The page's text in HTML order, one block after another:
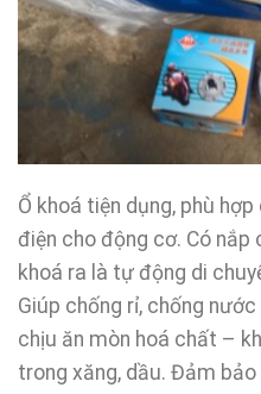
Ổ khoá tiện dụng, phù
điện cho động cơ. Có nắp
khoá ra là tự động di
Giúp chống rỉ, chống
chịu ăn mòn hoá chất –
trong xăng, dầu. Đảm